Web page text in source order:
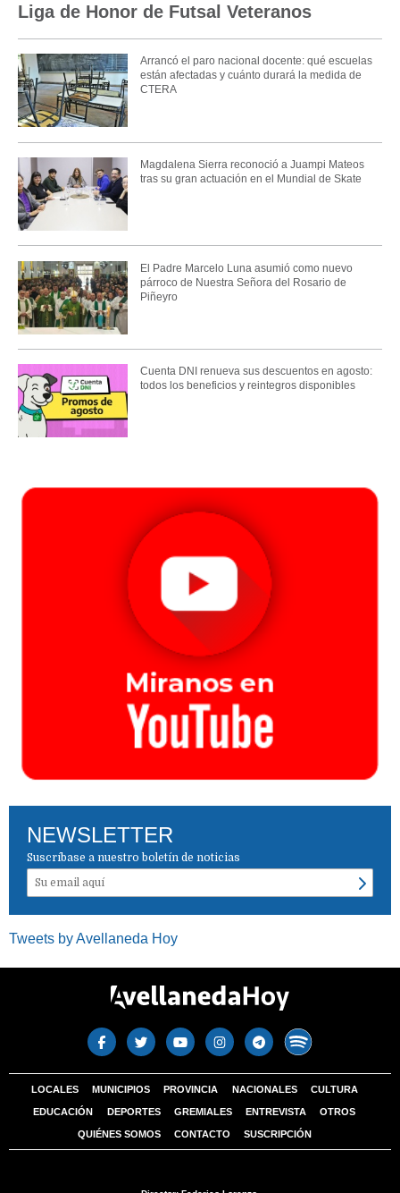
Liga de Honor de Futsal Veteranos
Arrancó el paro nacional docente: qué escuelas
están afectadas y cuánto durará la medida de
CTERA
Magdalena Sierra reconoció a Juampi Mateos
tras su gran actuación en el Mundial de Skate
El Padre Marcelo Luna asumió como nuevo
párroco de Nuestra Señora del Rosario de
Piñeyro
Cuenta DNI renueva sus descuentos en agosto:
todos los beneficios y reintegros disponibles
NEWSLETTER
Suscríbase a nuestro boletín de noticias
Tweets by Avellaneda Hoy
LOCALES MUNICIPIOS PROVINCIA NACIONALES CULTURA
EDUCACIÓN DEPORTES GREMIALES ENTREVISTA OTROS
QUIÉNES SOMOS CONTACTO SUSCRIPCIÓN